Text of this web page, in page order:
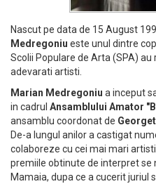
Nascut pe data de 15 August
Medregoniu este unul dintre
Scolii Populare de Arta (SPA)
adevarati artisti.
Marian Medregoniu a inceput
in cadrul Ansamblului Amator
ansamblu coordonat de
De-a lungul anilor a castigat
colaboreze cu cei mai mari
premiile obtinute de interpret se
Mamaia, dupa ce a cucerit juriul